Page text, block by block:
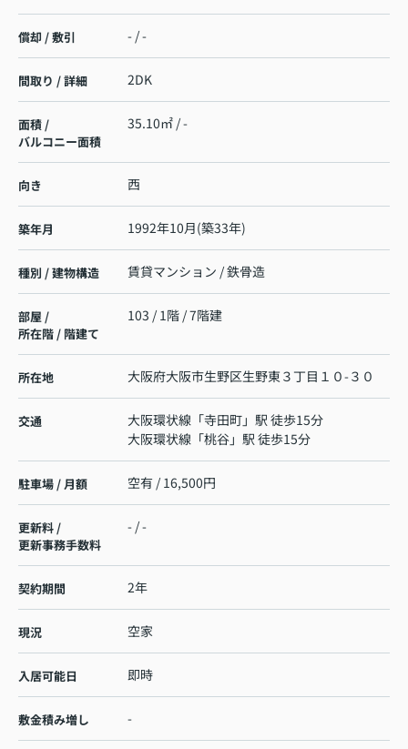
償却 / 敷引 - / -
間取り / 詳細 2DK
面積 /
バルコニー面積
35.10㎡ / -
向き 西
築年月 1992年10月(築33年)
種別 / 建物構造 賃貸マンション / 鉄骨造
部屋 /
所在階 / 階建て
103 / 1階 / 7階建
所在地 大阪府大阪市生野区生野東 ３丁目１０-３０
交通 大阪環状線 「寺田町」駅 徒歩15分
大阪環状線 「桃谷」駅 徒歩15分
駐車場 / 月額 空有 / 16,500円
更新料 /
更新事務手数料
- / -
契約期間 2年
現況 空家
入居可能日 即時
敷金積み増し -